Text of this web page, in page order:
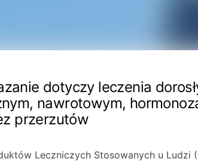
dotyczy leczenia
nawrotowym,
przerzutów
Leczniczych Stosowanych u Ludzi